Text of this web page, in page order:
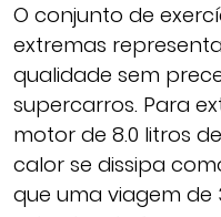
O conjunto de
extremas
qualidade sem
supercarros. Para
motor de 8.0 litros
calor se dissipa
que uma viagem de